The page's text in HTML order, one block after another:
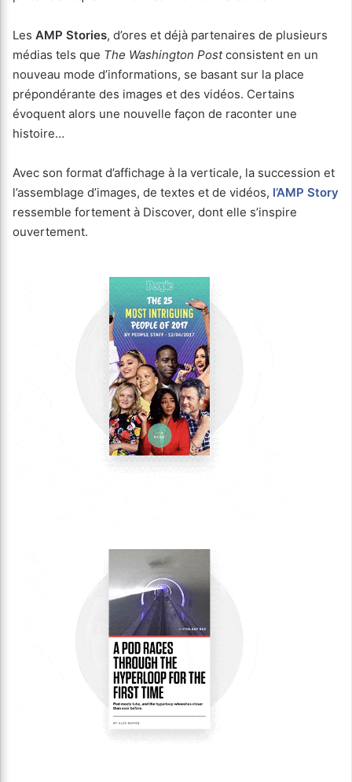
Les AMP Stories, d’ores et déjà partenaires de plusieurs
médias tels que The Washington Postconsistent en un
nouveau mode d’informations, se basant sur la place
prépondérante des images et des vidéos. Certains
évoquent alors une nouvelle façon de raconter une
histoire…
Avec son format d’affichage à la verticale, la succession et
l’assemblage d’images, de textes et de vidéos, l’AMP Story
ressemble fortement à Discover, dont elle s’inspire
ouvertement.